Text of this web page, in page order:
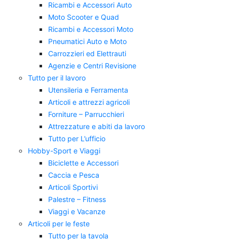
Ricambi e Accessori Auto
Moto Scooter e Quad
Ricambi e Accessori Moto
Pneumatici Auto e Moto
Carrozzieri ed Elettrauti
Agenzie e Centri Revisione
Tutto per il lavoro
Utensileria e Ferramenta
Articoli e attrezzi agricoli
Forniture – Parrucchieri
Attrezzature e abiti da lavoro
Tutto per L’ufficio
Hobby-Sport e Viaggi
Biciclette e Accessori
Caccia e Pesca
Articoli Sportivi
Palestre – Fitness
Viaggi e Vacanze
Articoli per le feste
Tutto per la tavola